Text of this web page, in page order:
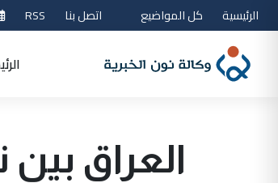
الرئيسية كل المواضيع اتصل بنا RSS
العراق بين